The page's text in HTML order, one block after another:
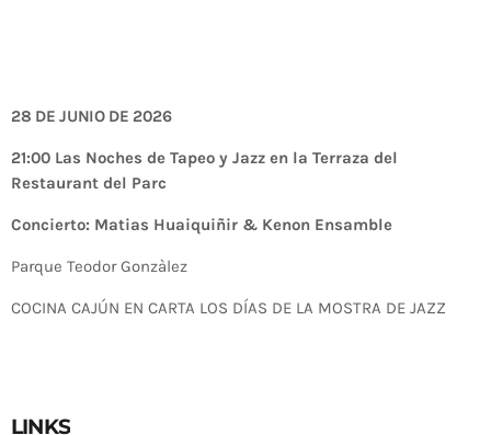
28 DE JUNIO DE 2026
21:00 Las Noches de Tapeo y Jazz en la Terraza del
Restaurant del Parc
Concierto: Matias Huaiquiñir & Kenon Ensamble
Parque Teodor Gonzàlez
COCINA CAJÚN EN CARTA LOS DÍAS DE LA MOSTRA DE JAZZ
LINKS